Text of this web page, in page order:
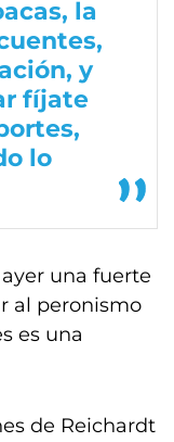
la
y
fíjate
lo
una fuerte
al peronismo
es una
de Reichardt